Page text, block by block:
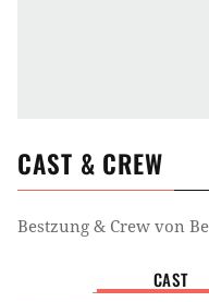
CAST & CREW
Bestzung & Crew von
CAST